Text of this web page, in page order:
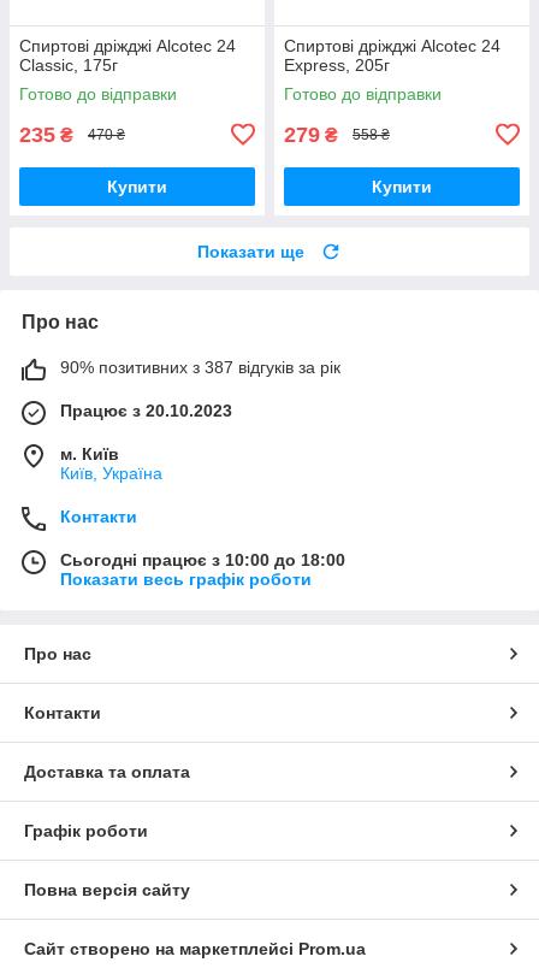
Спиртові дріжджі Alcotec 24
Classic, 175г
Готово до відправки
235 ₴ 470 ₴
Купити
Спиртові дріжджі Alcotec 24
Express, 205г
Готово до відправки
279 ₴ 558 ₴
Купити
Показати ще
Про нас
90% позитивних з 387 відгуків за рік
Працює з 20.10.2023
м. Київ
Київ, Україна
Контакти
Сьогодні працює з 10:00 до 18:00
Показати весь графік роботи
Про нас
Контакти
Доставка та оплата
Графік роботи
Повна версія сайту
Сайт створено на маркетплейсі Prom.ua